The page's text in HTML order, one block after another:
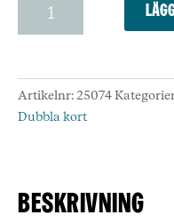
Förpackning
stycken
dubbla
julkort.
Artikelnr:25074
Dubbla kort
Beskrivning